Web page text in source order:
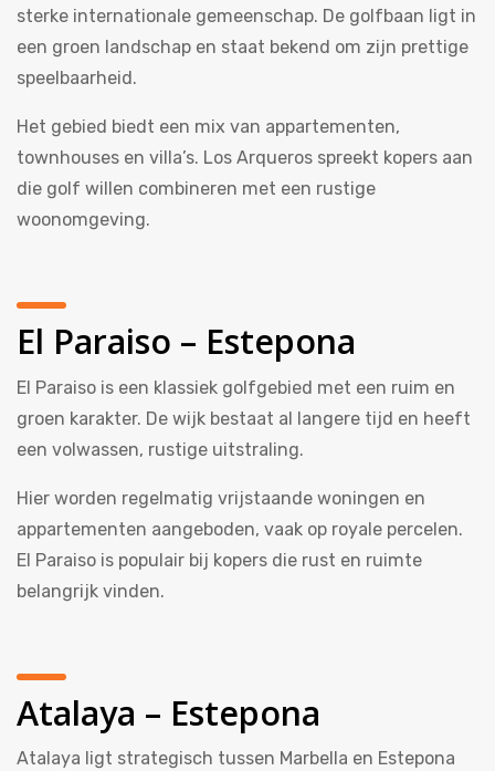
sterke internationale gemeenschap. De golfbaan ligt in
een groen landschap en staat bekend om zijn prettige
speelbaarheid.
Het gebied biedt een mix van appartementen,
townhouses en villa’s. Los Arqueros spreekt kopers aan
die golf willen combineren met een rustige
woonomgeving.
El Paraiso – Estepona
El Paraiso is een klassiek golfgebied met een ruim en
groen karakter. De wijk bestaat al langere tijd en heeft
een volwassen, rustige uitstraling.
Hier worden regelmatig vrijstaande woningen en
appartementen aangeboden, vaak op royale percelen.
El Paraiso is populair bij kopers die rust en ruimte
belangrijk vinden.
Atalaya – Estepona
Atalaya ligt strategisch tussen Marbella en Estepona